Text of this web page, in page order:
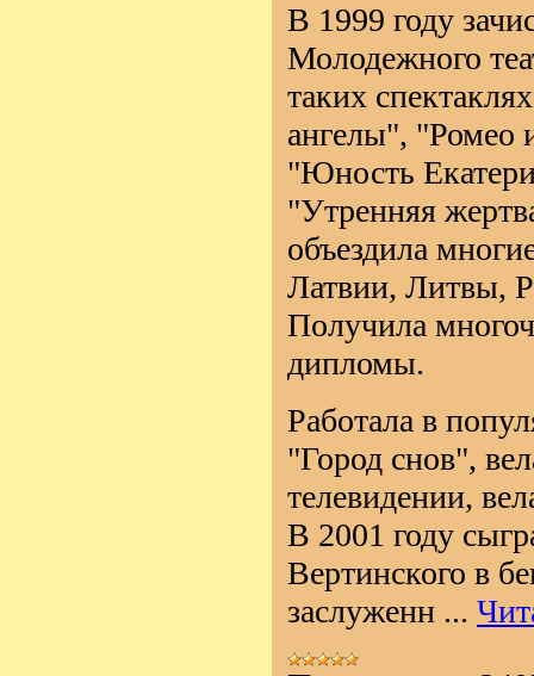
В 1999 году
Молодежного
таких
ангелы", "Ромео
"Юность
"Утренняя
объездила
Латвии, Литвы,
Получила
дипломы.
Работала в
"Город снов",
телевидении,
В 2001 году
Вертинского в
заслуженн ...